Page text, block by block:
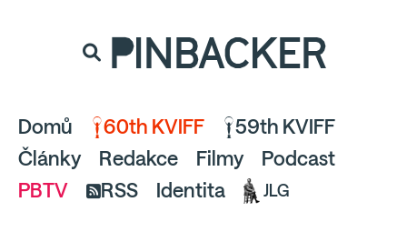
a pusťte se do čtení.
PINBACKER
Domů 60th KVIFF
59th KVIFF
Články
Redakce Filmy
Podcast
PBTV
RSS Identita JLG